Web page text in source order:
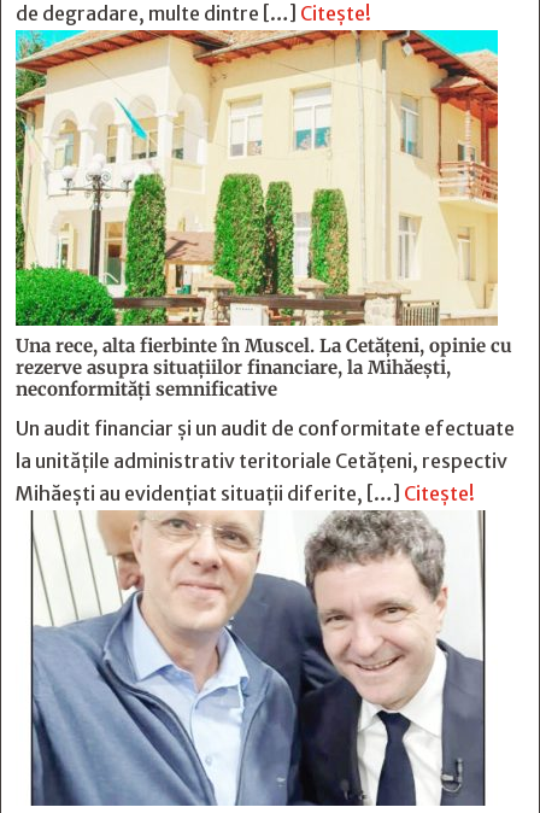
de degradare, multe dintre […] Citește!
Una rece, alta fierbinte în Muscel. La Cetăţeni, opinie cu
rezerve asupra situaţiilor financiare, la Mihăeşti,
neconformităţi semnificative
Un audit financiar și un audit de conformitate efectuate
la unitățile administrativ teritoriale Cetățeni, respectiv
Mihăești au evidențiat situații diferite, […] Citește!